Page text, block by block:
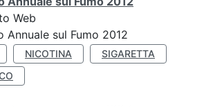
Web
Annuale sul Fumo 2012
NICOTINA
SIGARETTA